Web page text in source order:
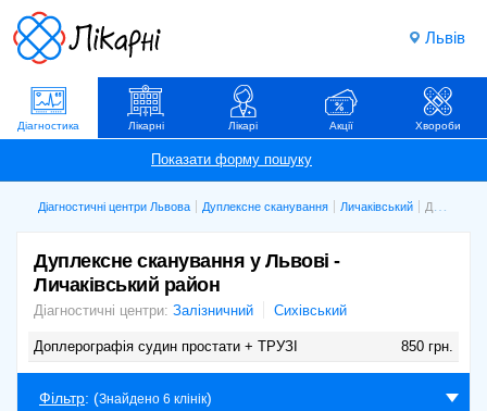
Львів
Діагностика Лікарні Лікарі Акції Хвороби
Діагностичні центри Львова Дуплексне сканування Личаківський Дуплексне сканування у Львові - Личаківський район
Дуплексне сканування у Львові -
Личаківський район
Діагностичні центри: Залізничний Сихівський
Доплерографія судин простати + ТРУЗІ 850 грн.
Фільтр: (Знайдено 6 клінік)